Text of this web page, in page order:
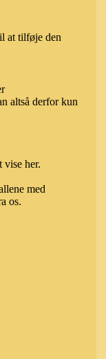
at tilføje den
altså derfor kun
vise her.
med
os.